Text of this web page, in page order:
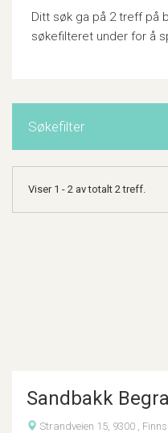
Ditt søk ga på 2 treff på
søkefilteret under for å
Søkefilter
Viser 1 - 2 av totalt 2 treff.
Sandbakk
Strandveien 15, 9300 ,